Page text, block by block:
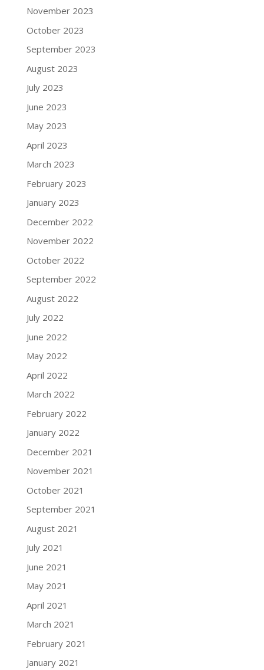
November 2023
October 2023
September 2023
August 2023
July 2023
June 2023
May 2023
April 2023
March 2023
February 2023
January 2023
December 2022
November 2022
October 2022
September 2022
August 2022
July 2022
June 2022
May 2022
April 2022
March 2022
February 2022
January 2022
December 2021
November 2021
October 2021
September 2021
August 2021
July 2021
June 2021
May 2021
April 2021
March 2021
February 2021
January 2021